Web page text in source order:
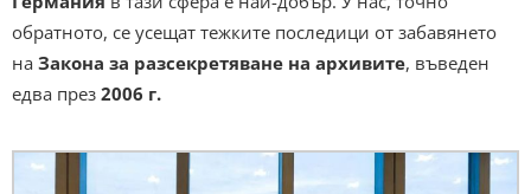
обратното, се усещат тежките последици от забавянето
на Закона за разсекретяване на архивите, въведен
едва през 2006 г.